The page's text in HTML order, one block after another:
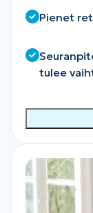
Pienet
tulee